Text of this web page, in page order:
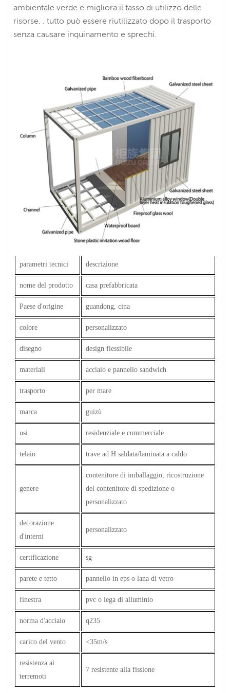
ambientale verde e migliora il tasso di utilizzo delle
risorse. . tutto può essere riutilizzato dopo il trasporto
senza causare inquinamento e sprechi.
parametri tecnici descrizione
nome del prodotto casa prefabbricata
Paese d'origine guandong, cina
colore personalizzato
disegno design flessibile
materiali acciaio e pannello sandwich
trasporto per mare
marca guizù
usi residenziale e commerciale
telaio trave ad H saldata/laminata a caldo
genere
contenitore di imballaggio, ricostruzione
del contenitore di spedizione o
personalizzato
decorazione
d'interni
personalizzato
certificazione sg
parete e tetto pannello in eps o lana di vetro
finestra pvc o lega di alluminio
norma d'acciaio q235
carico del vento <35m/s
resistenza ai
terremoti
7 resistente alla fissione